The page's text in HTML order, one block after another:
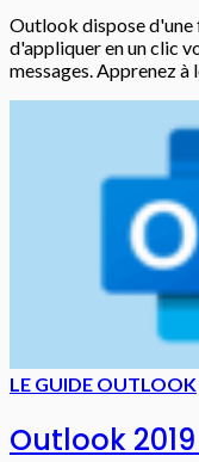
Outlook dispose
d'appliquer en un clic
messages. Apprenez
LE GUIDE OUTLOOK
Outlook